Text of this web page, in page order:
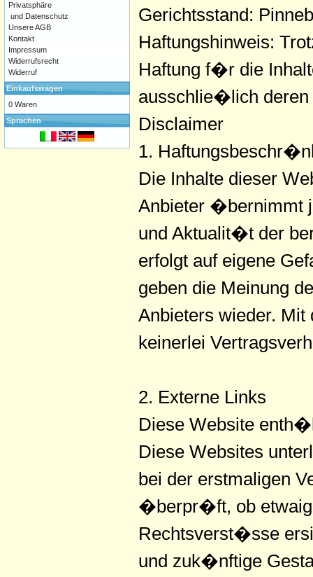
Gerichtsstand:
Haftungshinweis:
Haftung f�r die
ausschlie�lich deren
Disclaimer
1.
Die Inhalte dieser
Anbieter �bernimmt
und Aktualit�t der
erfolgt auf eigene
geben die Meinung
Anbieters wieder. Mit
keinerlei
2. Externe Links
Diese Website
Diese Websites
bei der erstmaligen
�berpr�ft, ob
Rechtsverst�sse
und zuk�nftige
Privatsphäre
und Datenschutz
Unsere AGB
Kontakt
Impressum
Widerrufsrecht
Widerruf
Einkaufswagen
0 Waren
Sprachen